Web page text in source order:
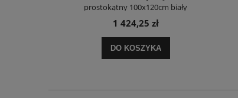
prostokątny 100x120cm biały
1 424,25 zł
DO KOSZYKA